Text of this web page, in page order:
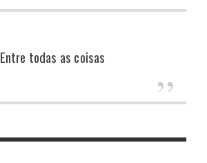
Entre todas as coisas